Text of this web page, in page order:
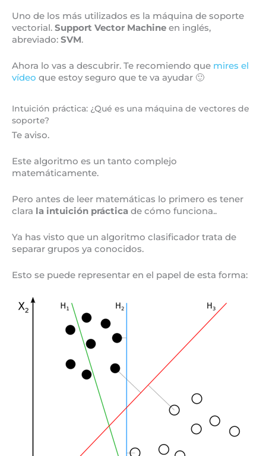
Uno de los más utilizados es la máquina de soporte
vectorial. Support Vector Machine en inglés,
abreviado: SVM.
Ahora lo vas a descubrir. Te recomiendo que mires el
vídeo que estoy seguro que te va ayudar 🙂
Intuición práctica: ¿Qué es una máquina de vectores de
soporte?
Te aviso.
Este algoritmo es un tanto complejo
matemáticamente.
Pero antes de leer matemáticas lo primero es tener
clara la intuición práctica de cómo funciona..
Ya has visto que un algoritmo clasificador trata de
separar grupos ya conocidos.
Esto se puede representar en el papel de esta forma: